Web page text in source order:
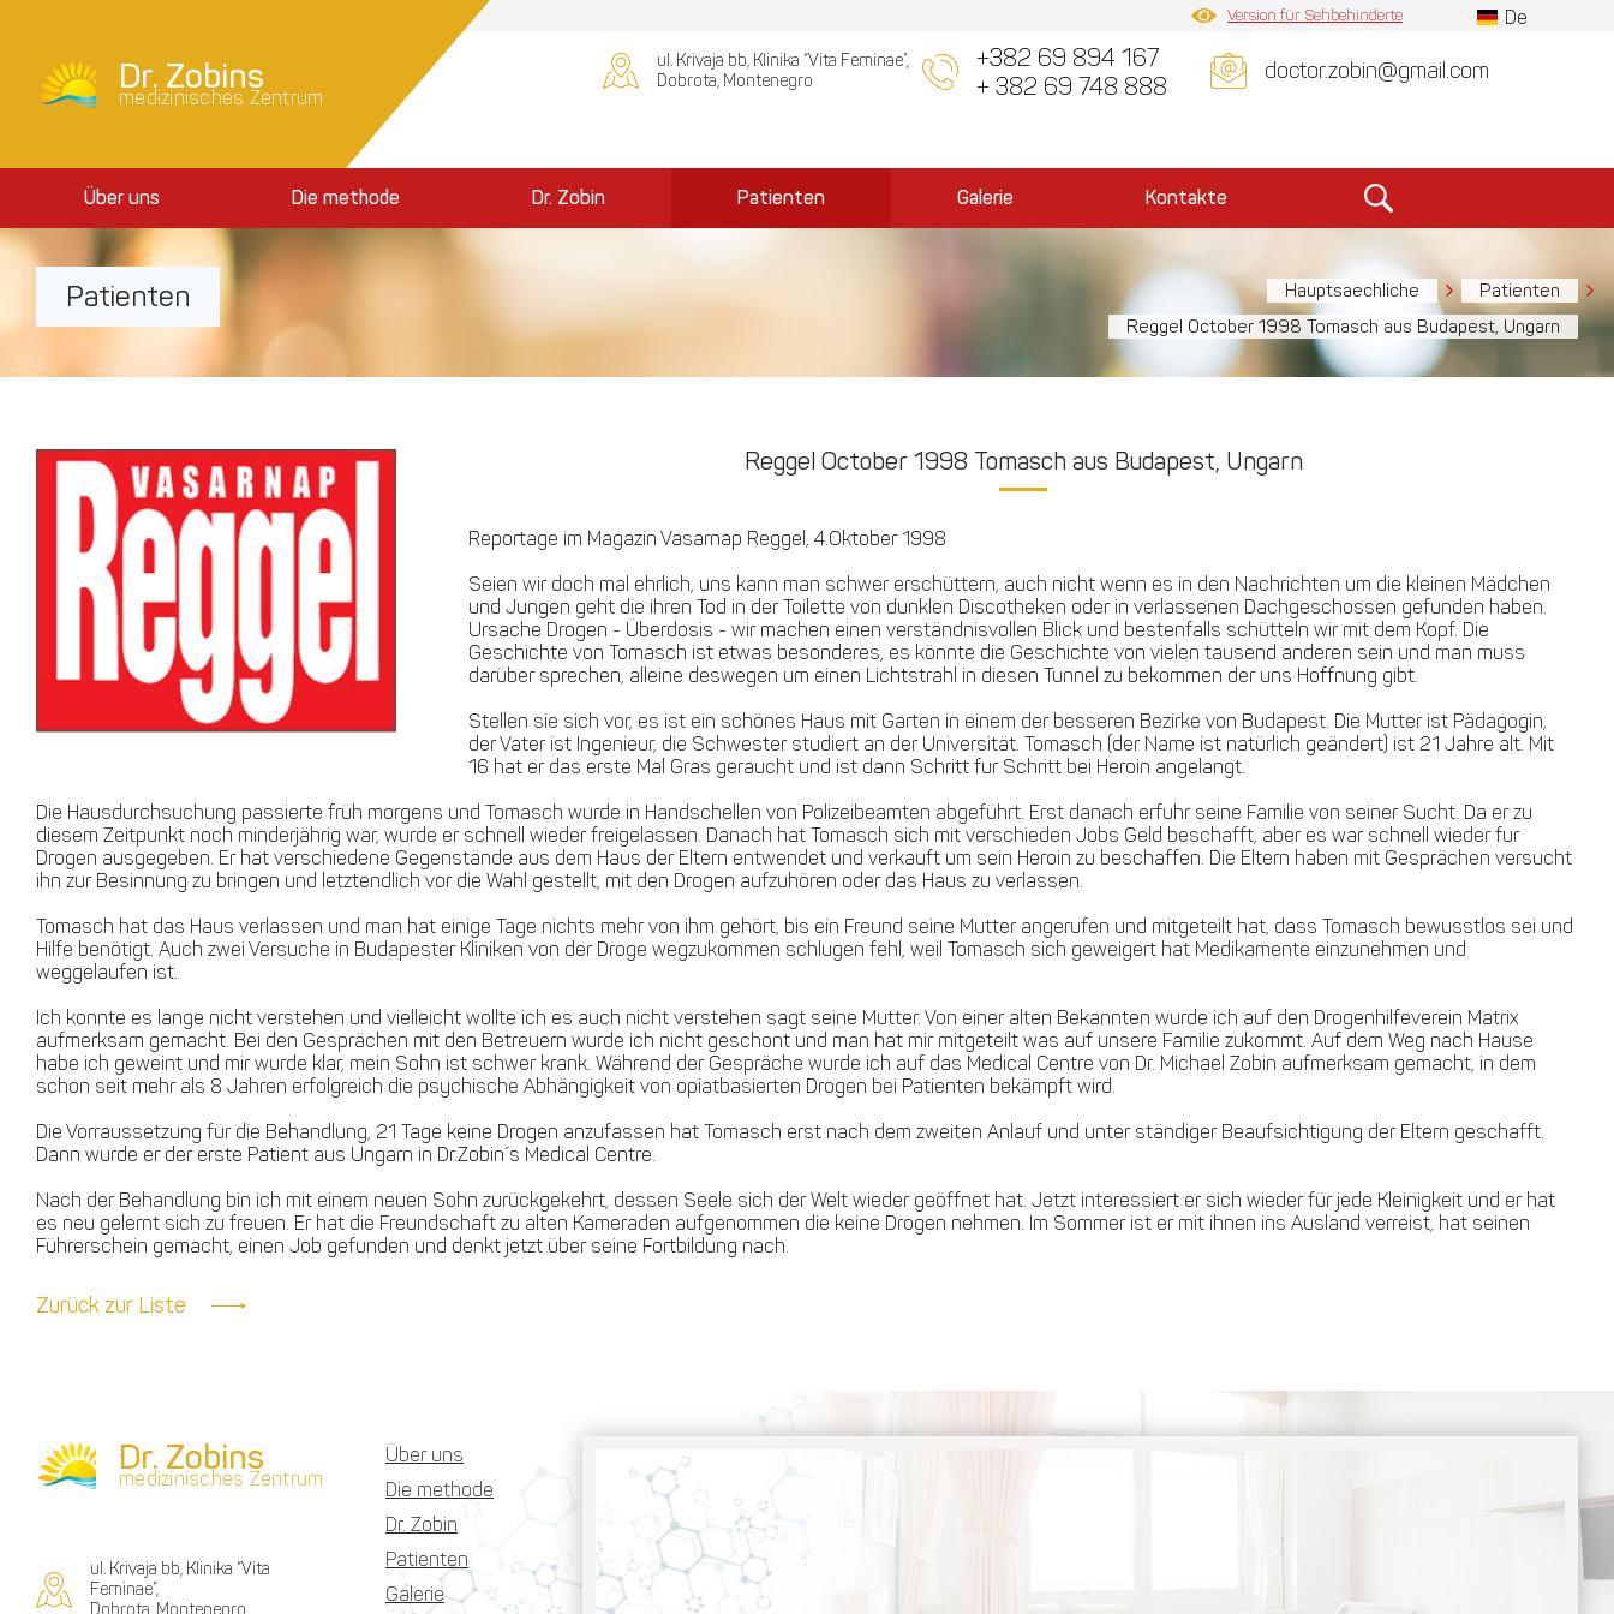
De
Version für Sehbehinderte
Dr. Zobins
medizinisches Zentrum
ul. Krivaja bb, Klinika “Vita Feminae”,
Dobrota, Montenegro
+382 69 894 167
+ 382 69 748 888
doctor.zobin@gmail.com
Über uns Die methode Dr. Zobin Patienten Galerie Kontakte
Patienten Hauptsaechliche
Patienten
Reggel October 1998 Tomasch aus Budapest, Ungarn
Reggel October 1998 Tomasch aus Budapest, Ungarn
Reportage im Magazin Vasarnap Reggel, 4.Oktober 1998
Seien wir doch mal ehrlich, uns kann man schwer erschüttern, auch nicht wenn es in den Nachrichten um die kleinen Mädchen
und Jungen geht die ihren Tod in der Toilette von dunklen Discotheken oder in verlassenen Dachgeschossen gefunden haben.
Ursache Drogen - Überdosis - wir machen einen verständnisvollen Blick und bestenfalls schütteln wir mit dem Kopf. Die
Geschichte von Tomasch ist etwas besonderes, es könnte die Geschichte von vielen tausend anderen sein und man muss
darüber sprechen, alleine deswegen um einen Lichtstrahl in diesen Tunnel zu bekommen der uns Hoffnung gibt.
Stellen sie sich vor, es ist ein schönes Haus mit Garten in einem der besseren Bezirke von Budapest. Die Mutter ist Pädagogin,
der Vater ist Ingenieur, die Schwester studiert an der Universität. Tomasch (der Name ist natürlich geändert) ist 21 Jahre alt. Mit
16 hat er das erste Mal Gras geraucht und ist dann Schritt fur Schritt bei Heroin angelangt.
Die Hausdurchsuchung passierte früh morgens und Tomasch wurde in Handschellen von Polizeibeamten abgeführt. Erst danach erfuhr seine Familie von seiner Sucht. Da er zu
diesem Zeitpunkt noch minderjährig war, wurde er schnell wieder freigelassen. Danach hat Tomasch sich mit verschieden Jobs Geld beschafft, aber es war schnell wieder fur
Drogen ausgegeben. Er hat verschiedene Gegenstände aus dem Haus der Eltern entwendet und verkauft um sein Heroin zu beschaffen. Die Eltern haben mit Gesprächen versucht
ihn zur Besinnung zu bringen und letztendlich vor die Wahl gestellt, mit den Drogen aufzuhören oder das Haus zu verlassen.
Tomasch hat das Haus verlassen und man hat einige Tage nichts mehr von ihm gehört, bis ein Freund seine Mutter angerufen und mitgeteilt hat, dass Tomasch bewusstlos sei und
Hilfe benötigt. Auch zwei Versuche in Budapester Kliniken von der Droge wegzukommen schlugen fehl, weil Tomasch sich geweigert hat Medikamente einzunehmen und
weggelaufen ist.
Ich konnte es lange nicht verstehen und vielleicht wollte ich es auch nicht verstehen sagt seine Mutter. Von einer alten Bekannten wurde ich auf den Drogenhilfeverein Matrix
aufmerksam gemacht. Bei den Gesprächen mit den Betreuern wurde ich nicht geschont und man hat mir mitgeteilt was auf unsere Familie zukommt. Auf dem Weg nach Hause
habe ich geweint und mir wurde klar, mein Sohn ist schwer krank. Während der Gespräche wurde ich auf das Medical Centre von Dr. Michael Zobin aufmerksam gemacht, in dem
schon seit mehr als 8 Jahren erfolgreich die psychische Abhängigkeit von opiatbasierten Drogen bei Patienten bekämpft wird.
Die Vorraussetzung für die Behandlung, 21 Tage keine Drogen anzufassen hat Tomasch erst nach dem zweiten Anlauf und unter ständiger Beaufsichtigung der Eltern geschafft.
Dann wurde er der erste Patient aus Ungarn in Dr.Zobin´s Medical Centre.
Nach der Behandlung bin ich mit einem neuen Sohn zurückgekehrt, dessen Seele sich der Welt wieder geöffnet hat. Jetzt interessiert er sich wieder für jede Kleinigkeit und er hat
es neu gelernt sich zu freuen. Er hat die Freundschaft zu alten Kameraden aufgenommen die keine Drogen nehmen. Im Sommer ist er mit ihnen ins Ausland verreist, hat seinen
Führerschein gemacht, einen Job gefunden und denkt jetzt über seine Fortbildung nach.
Zurück zur Liste
Dr. Zobins
medizinisches Zentrum
ul. Krivaja bb, Klinika “Vita
Feminae”,
Über uns
Die methode
Dr. Zobin
Patienten
Galerie